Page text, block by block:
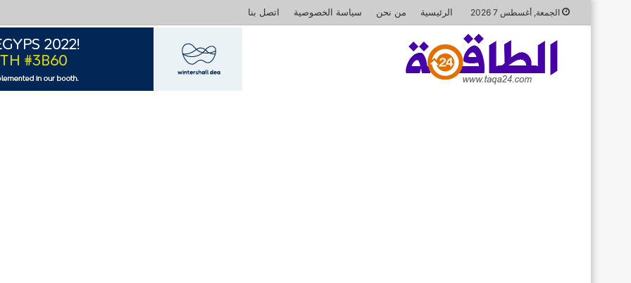
الجمعة, أغسطس 7 2026 الرئيسية من نحن سياسة الخصوصية اتصل بنا